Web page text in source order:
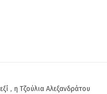
, η Τζούλια Αλεξανδράτου